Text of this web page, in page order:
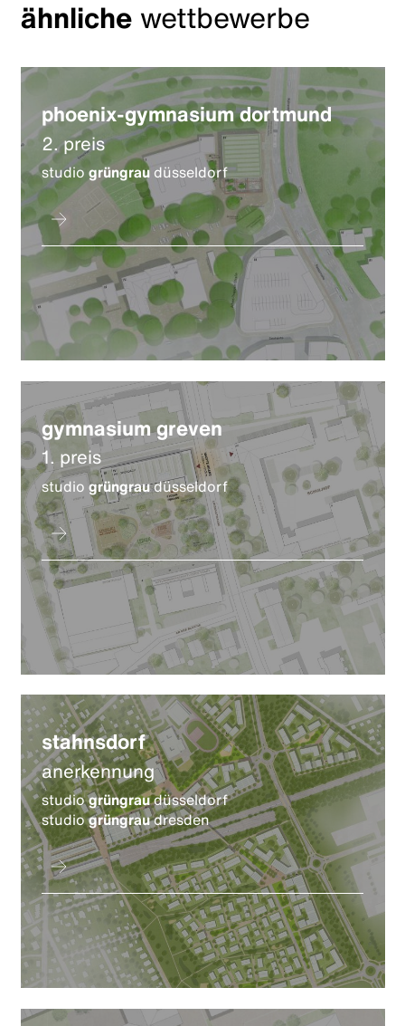
ähnlichewettbewerbe
phoenix-gymnasium dortmund
2. preis
studiogrüngraudüsseldorf
gymnasium greven
1. preis
studiogrüngraudüsseldorf
stahnsdorf
anerkennung
studiogrüngraudüsseldorf
studiogrüngraudresden